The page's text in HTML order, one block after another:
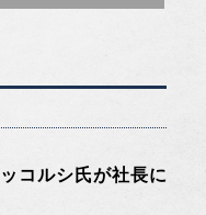
コルシ氏が社長に